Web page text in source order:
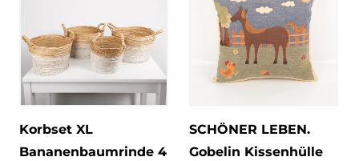
Korbset XL
Bananenbaumrinde 4
SCHÖNER LEBEN.
Gobelin Kissenhülle